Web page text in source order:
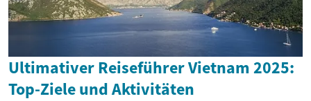
Ultimativer Reiseführer Vietnam 2025:
Top-Ziele und Aktivitäten